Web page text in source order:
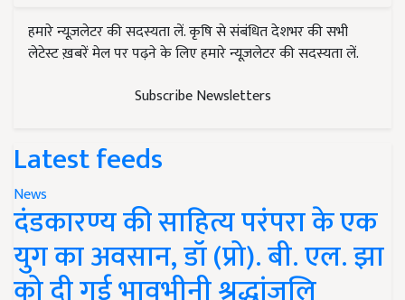
हमारे न्यूज़लेटर की सदस्यता लें. कृषि से संबंधित देशभर की सभी
लेटेस्ट ख़बरें मेल पर पढ़ने के लिए हमारे न्यूज़लेटर की सदस्यता लें.
Subscribe Newsletters
Latest feeds
News
दंडकारण्य की साहित्य परंपरा के एक
युग का अवसान, डॉ (प्रो). बी. एल. झा